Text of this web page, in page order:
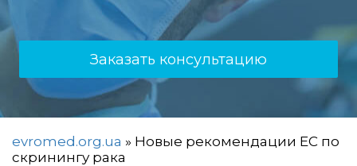
Заказать консультацию
evromed.org.ua » Новые рекомендации ЕС по
скринингу рака